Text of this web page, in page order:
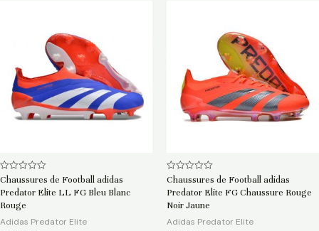
Note
sur
5
Chaussures de Football adidas
Predator Elite LL FG Bleu Blanc
Rouge
Adidas Predator Elite
Note
sur
5
Chaussures de Football adidas
Predator Elite FG Chaussure Rouge
Noir Jaune
Adidas Predator Elite